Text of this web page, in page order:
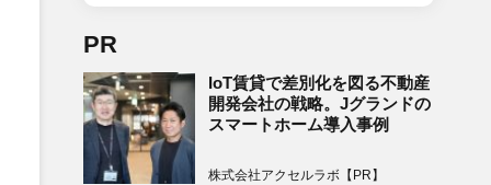
PR
IoT賃貸で差別化を図る不動産
開発会社の戦略。Jグランドの
スマートホーム導入事例
株式会社アクセルラボ【PR】